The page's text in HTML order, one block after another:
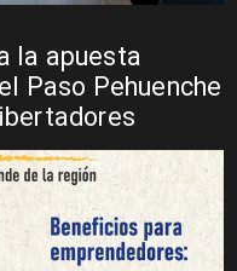
la apuesta
Paso Pehuenche